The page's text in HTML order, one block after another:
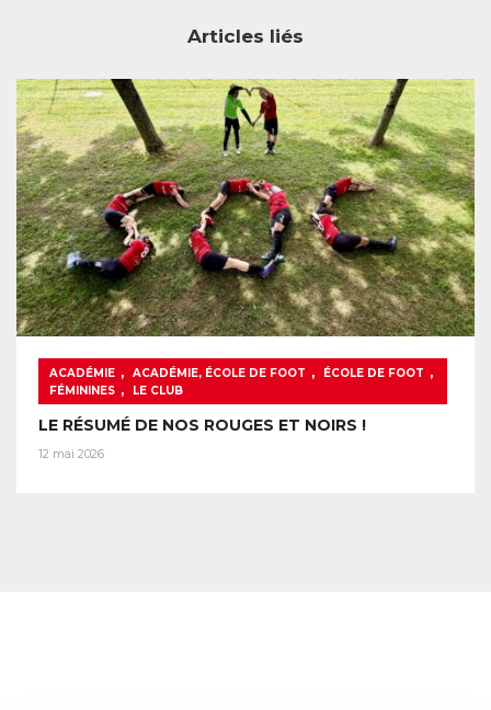
Articles liés
ACADÉMIE , ACADÉMIE, ÉCOLE DE FOOT , ÉCOLE DE FOOT ,
FÉMININES , LE CLUB
LE RÉSUMÉ DE NOS ROUGES ET NOIRS !
12 mai 2026